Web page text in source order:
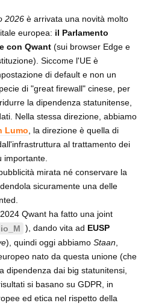
2026 è arrivata una novità molto
europea: il Parlamento
con Qwant (sui browser Edge e
Siccome l'UE è
di default e non un
di "great firewall" cinese, per
la dipendenza statunitense,
Nella stessa direzione, abbiamo
Lumo , la direzione è quella di
al trattamento dei
importante.
mirata né conservare la
sicuramente una delle
Qwant ha fatto una joint
), dando vita ad EUSP
), quindi oggi abbiamo Staan
nato da questa unione (che
dipendenza dai big statunitensi,
si basano su GDPR, in
ed etica nel rispetto della